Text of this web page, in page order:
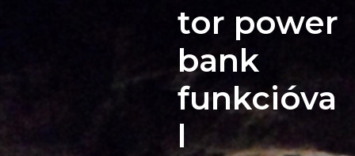
tor power
bank
funkcióva
l